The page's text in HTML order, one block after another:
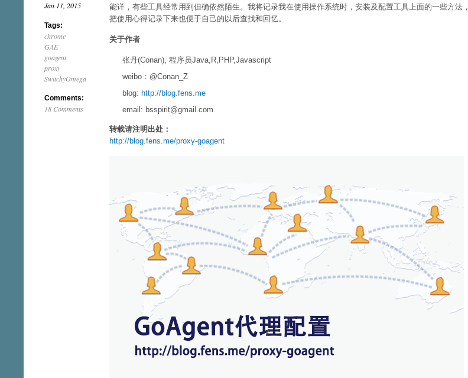
Jan 11, 2015
Tags:
chrome
GAE
goagent
proxy
SwitchyOmega
Comments:
18 Comments
能详，有些工具经常用到但确依然陌生。我将记录我在使用操作系统时，安装及配置工具上面的一些方法，
把使用心得记录下来也便于自己的以后查找和回忆。
关于作者
张丹(Conan), 程序员Java,R,PHP,Javascript
weibo：@Conan_Z
blog: http://blog.fens.me
email: bsspirit@gmail.com
转载请注明出处：
http://blog.fens.me/proxy-goagent